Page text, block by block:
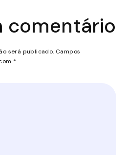
comentário
será publicado. Campos
*